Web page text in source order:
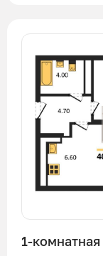
1-комнатная